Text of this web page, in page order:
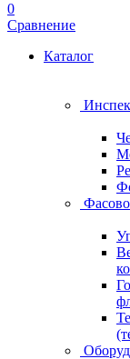
0
Сравнение
Каталог